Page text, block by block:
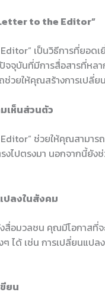
to the Editor”
เป็นวิธีการที่ยอด
จจุบันที่มีการสื่อสารที่หล
ช่วยให้คุณสร้างการเปลี่
เห็นส่วนตัว
ช่วยให้คุณสามา
งไปตรงมา นอกจากนี้ยัง
ปลงในสังคม
อมวลชน คุณมีโอกาสที่จ
ได้ เช่น การเปลี่ยนแปล
ยน